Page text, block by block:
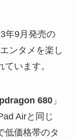
年9月発売の
ンタメを楽し
います。
680」
Airと同じ
低価格帯のタ